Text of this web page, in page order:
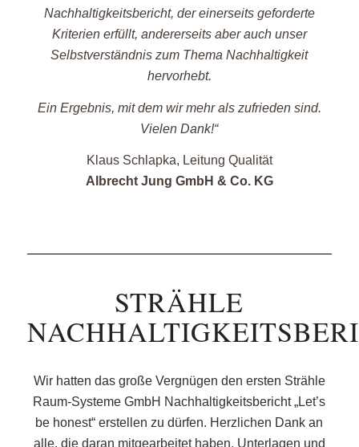
Nachhaltigkeitsbericht, der einerseits geforderte
Kriterien erfüllt, andererseits aber auch unser
Selbstverständnis zum Thema Nachhaltigkeit
hervorhebt.
Ein Ergebnis, mit dem wir mehr als zufrieden sind.
Vielen Dank!“
Klaus Schlapka, Leitung Qualität
Albrecht Jung GmbH & Co. KG
STRÄHLE
Wir hatten das große Vergnügen den ersten Strähle
Raum-Systeme GmbH Nachhaltigkeitsbericht „Let’s
be honest“ erstellen zu dürfen. Herzlichen Dank an
alle, die daran mitgearbeitet haben, Unterlagen und